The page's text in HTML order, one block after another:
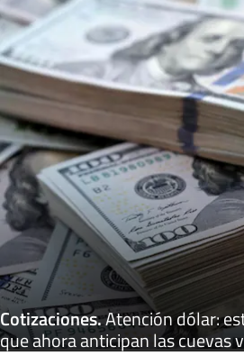
Cotizaciones.Atención dólar:
que ahora anticipan las cuevas